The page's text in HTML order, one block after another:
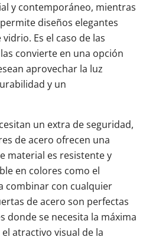
y contemporáneo, mientras
diseños elegantes
Es el caso de las
convierte en una opción
aprovechar la luz
y un
un extra de seguridad,
de acero ofrecen una
material es resistente y
en colores como el
combinar con cualquier
de acero son perfectas
donde se necesita la máxima
atractivo visual de la